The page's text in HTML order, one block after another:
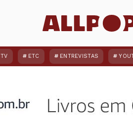
TV ETC ENTREVISTAS